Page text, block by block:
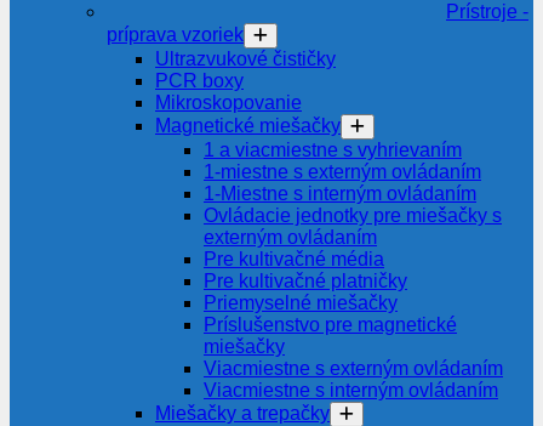
Prístroje -
príprava vzoriek
Ultrazvukové čističky
PCR boxy
Mikroskopovanie
Magnetické miešačky
1 a viacmiestne s vyhrievaním
1-miestne s externým ovládaním
1-Miestne s interným ovládaním
Ovládacie jednotky pre miešačky s
externým ovládaním
Pre kultivačné média
Pre kultivačné platničky
Priemyselné miešačky
Príslušenstvo pre magnetické
miešačky
Viacmiestne s externým ovládaním
Viacmiestne s interným ovládaním
Miešačky a trepačky